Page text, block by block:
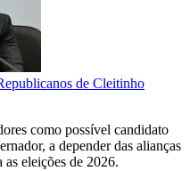
de Cleitinho
como possível candidato
a depender das alianças
as eleições de 2026.